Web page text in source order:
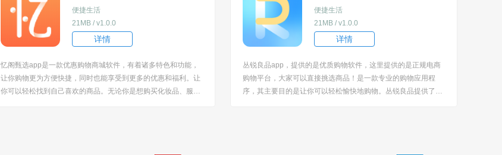
便捷生活
21MB / v1.0.0
详情
忆阁甄选app是一款优惠购物商城软件，有着诸多特色和功能，
让你购物更为方便快捷，同时也能享受到更多的优惠和福利。让
你可以轻松找到自己喜欢的商品。无论你是想购买化妆品、服
便捷生活
21MB / v1.0.0
详情
丛锐良品app，提供的是优质购物软件，这里提供的是正规电商
购物平台，大家可以直接挑选商品！是一款专业的购物应用程
序，其主要目的是让你可以轻松愉快地购物。丛锐良品提供了正